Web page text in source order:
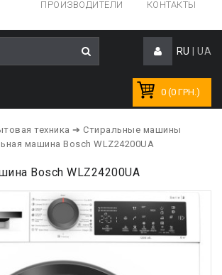
ПРОИЗВОДИТЕЛИ КОНТАКТЫ
RU UA
0 (0 ГРН.)
техника ➔ Стиральные машины
машина Bosch WLZ24200UA
Bosch WLZ24200UA